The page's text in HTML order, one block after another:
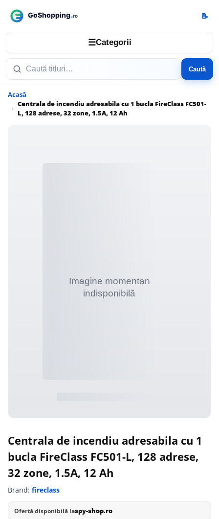
☰Categorii
Caută
📝
Acasă
Centrala de incendiu adresabila cu 1 bucla FireClass FC501-
L, 128 adrese, 32 zone, 1.5A, 12 Ah
Centrala de incendiu adresabila cu 1
bucla FireClass FC501-L, 128 adrese,
32 zone, 1.5A, 12 Ah
Brand: fireclass
Ofertă disponibilă laspy-shop.ro